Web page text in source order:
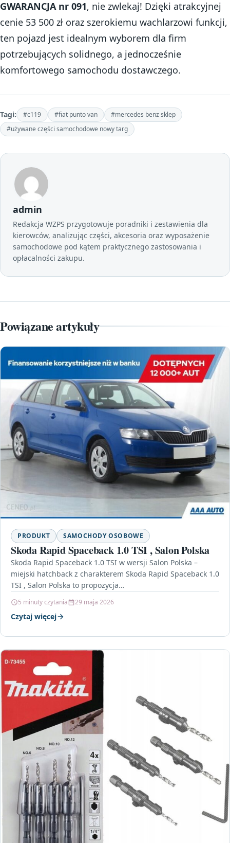
GWARANCJA nr 091, nie zwlekaj! Dzięki atrakcyjnej
cenie 53 500 zł oraz szerokiemu wachlarzowi funkcji,
ten pojazd jest idealnym wyborem dla firm
potrzebujących solidnego, a jednocześnie
komfortowego samochodu dostawczego.
Tagi: #c119 #fiat punto van
#mercedes benz sklep
#używane części samochodowe nowy targ
admin
Redakcja WZPS przygotowuje poradniki i zestawienia dla
kierowców, analizując części, akcesoria oraz wyposażenie
samochodowe pod kątem praktycznego zastosowania i
opłacalności zakupu.
Powiązane artykuły
PRODUKT SAMOCHODY OSOBOWE
Skoda Rapid Spaceback 1.0 TSI , Salon Polska
Skoda Rapid Spaceback 1.0 TSI w wersji Salon Polska –
miejski hatchback z charakterem Skoda Rapid Spaceback 1.0
TSI , Salon Polska to propozycja…
5 minuty czytania 29 maja 2026
Czytaj więcej